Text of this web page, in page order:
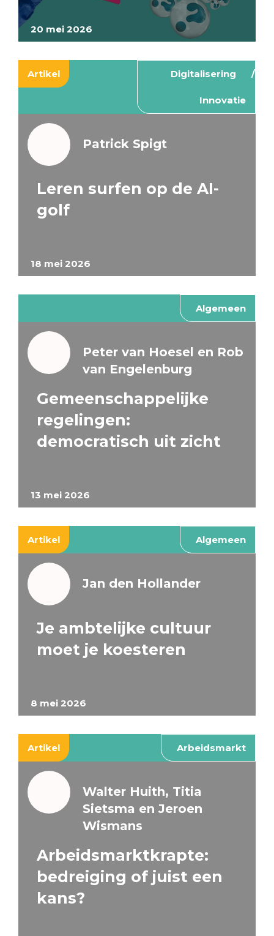
20 mei 2026
Artikel Digitalisering
Innovatie
18 mei 2026
Patrick Spigt
Leren surfen op de AI-
golf
Algemeen
13 mei 2026
Peter van Hoesel en Rob
van Engelenburg
Gemeenschappelijke
regelingen:
democratisch uit zicht
Artikel Algemeen
8 mei 2026
Jan den Hollander
Je ambtelijke cultuur
moet je koesteren
Artikel Arbeidsmarkt
Walter Huith, Titia
Sietsma en Jeroen
Wismans
Arbeidsmarktkrapte:
bedreiging of juist een
kans?